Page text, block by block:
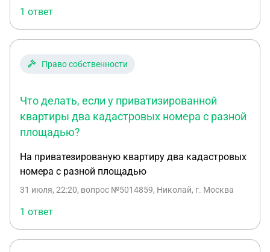
1 ответ
Право собственности
Что делать, если у приватизированной
квартиры два кадастровых номера с разной
площадью?
На приватезированую квартиру два кадастровых
номера с разной площадью
31 июля, 22:20, вопрос №5014859, Николай, г. Москва
1 ответ